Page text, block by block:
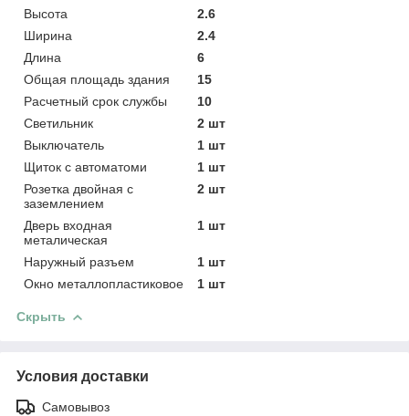
Высота
2.6
Ширина
2.4
Длина
6
Общая площадь здания
15
Расчетный срок службы
10
Светильник
2 шт
Выключатель
1 шт
Щиток с автоматоми
1 шт
Розетка двойная с
заземлением
2 шт
Дверь входная
металическая
1 шт
Наружный разъем
1 шт
Окно металлопластиковое
1 шт
Скрыть
Условия доставки
Самовывоз